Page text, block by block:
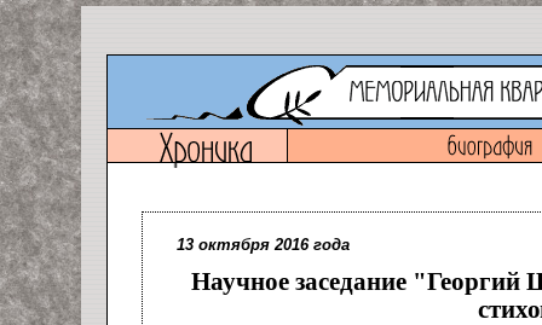
13 октября 2016 года
Научное заседание "Георгий